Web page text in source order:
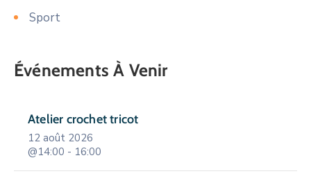
Sport
Événements À Venir
Atelier crochet tricot
12 août 2026
@14:00 - 16:00